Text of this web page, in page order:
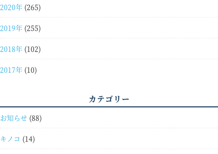
2020年 (265)
2019年 (255)
2018年 (102)
2017年 (10)
カテゴリー
お知らせ (88)
キノコ (14)